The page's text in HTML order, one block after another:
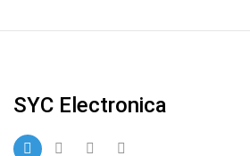
SYC Electronica